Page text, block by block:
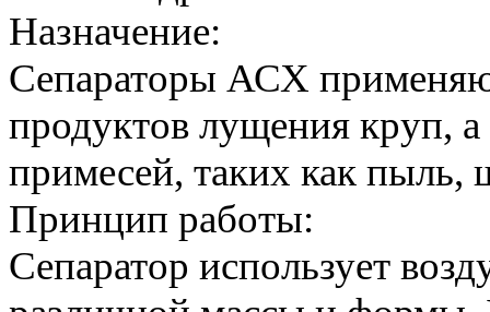
Назначение:
Сепараторы АСХ
продуктов лущения круп, а
примесей, таких как пыль,
Принцип работы:
Сепаратор использует